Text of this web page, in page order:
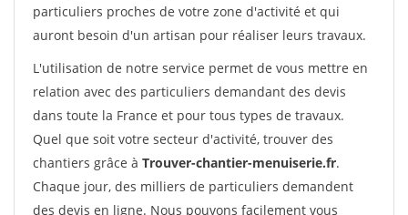
particuliers proches de votre zone d'activité et qui
auront besoin d'un artisan pour réaliser leurs travaux.
L'utilisation de notre service permet de vous mettre en
relation avec des particuliers demandant des devis
dans toute la France et pour tous types de travaux.
Quel que soit votre secteur d'activité, trouver des
chantiers grâce à Trouver-chantier-menuiserie.fr.
Chaque jour, des milliers de particuliers demandent
des devis en ligne. Nous pouvons facilement vous